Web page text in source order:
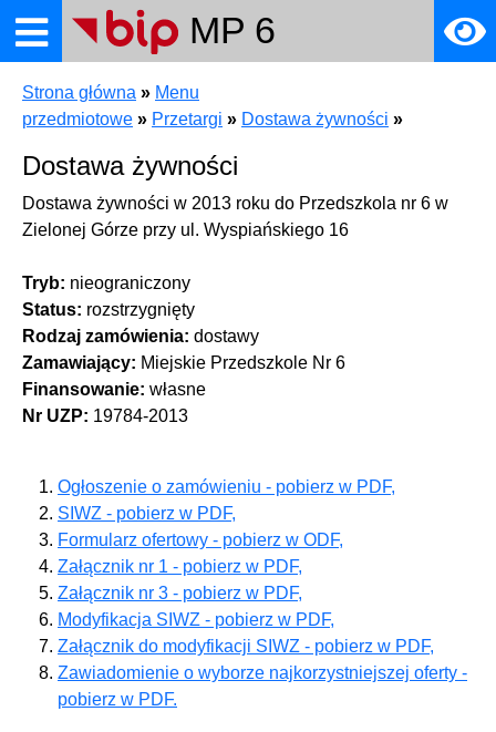
MP 6
Strona główna » Menu
przedmiotowe » Przetargi » Dostawa żywności »
Dostawa żywności
Dostawa żywności w 2013 roku do Przedszkola nr 6 w
Zielonej Górze przy ul. Wyspiańskiego 16
Tryb: nieograniczony
Status: rozstrzygnięty
Rodzaj zamówienia: dostawy
Zamawiający: Miejskie Przedszkole Nr 6
Finansowanie: własne
Nr UZP: 19784-2013
Ogłoszenie o zamówieniu - pobierz w PDF,
SIWZ - pobierz w PDF,
Formularz ofertowy - pobierz w ODF,
Załącznik nr 1 - pobierz w PDF,
Załącznik nr 3 - pobierz w PDF,
Modyfikacja SIWZ - pobierz w PDF,
Załącznik do modyfikacji SIWZ - pobierz w PDF,
Zawiadomienie o wyborze najkorzystniejszej oferty -
pobierz w PDF.